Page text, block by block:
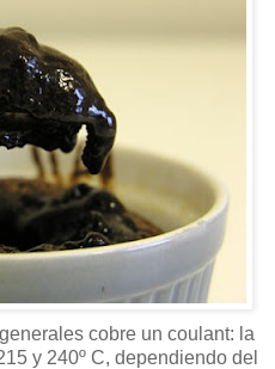
cobre un coulant: la
y 240º C, dependiendo del